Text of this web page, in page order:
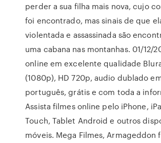
perder a sua filha mais nova, cujo
foi encontrado, mas sinais de que
violentada e assassinada são
uma cabana nas montanhas. 01/12/
online em excelente qualidade
(1080p), HD 720p, audio dublado
português, grátis e com toda a
Assista filmes online pelo iPhone,
Touch, Tablet Android e outros
móveis. Mega Filmes, Armageddon